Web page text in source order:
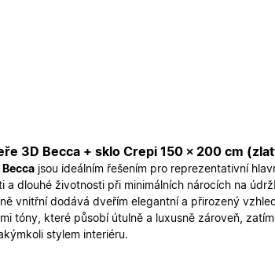
3D Becca + sklo Crepi 150 × 200 cm
Becca jsou ideálním řešením pro reprezentativní
a dlouhé životnosti při minimálních nárocích na
vnitřní dodává dveřím elegantní a přirozený
tóny, které působí útulně a luxusně zároveň,
stylem interiéru.